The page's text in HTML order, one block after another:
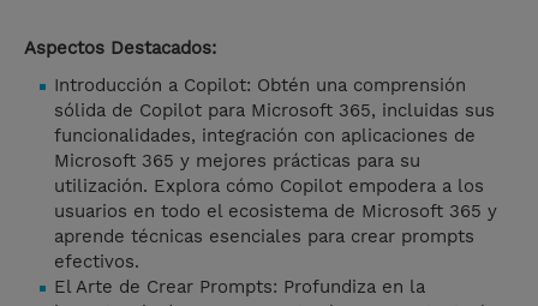
Aspectos Destacados:
Introducción a Copilot: Obtén una comprensión
sólida de Copilot para Microsoft 365, incluidas sus
funcionalidades, integración con aplicaciones de
Microsoft 365 y mejores prácticas para su
utilización. Explora cómo Copilot empodera a los
usuarios en todo el ecosistema de Microsoft 365 y
aprende técnicas esenciales para crear prompts
efectivos.
El Arte de Crear Prompts: Profundiza en la